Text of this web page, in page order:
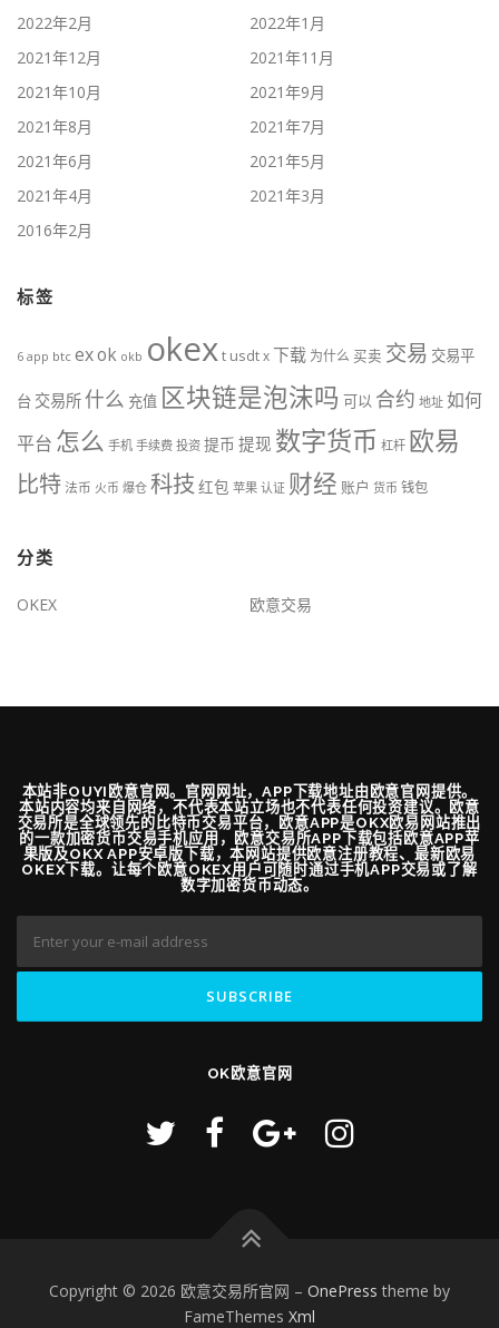
2022年2月
2022年1月
2021年12月
2021年11月
2021年10月
2021年9月
2021年8月
2021年7月
2021年6月
2021年5月
2021年4月
2021年3月
2016年2月
标签
6 app btc exok okb okext usdtx下载 为什么 买卖 交易 交易平
台 交易所 什么 充值 区块链是泡沫吗 可以 合约 地址 如何
平台 怎么 手机 手续费 投资 提币 提现 数字货币 杠杆 欧易
比特法币 火币 爆仓 科技 红包 苹果 认证 财经 账户 货币 钱包
分类
OKEX 欧意交易
本站非OUYI欧意官网。官网网址，APP下载地址由欧意官网提供。
本站内容均来自网络，不代表本站立场也不代表任何投资建议。欧意
交易所是全球领先的比特币交易平台，欧意APP是OKX欧易网站推出
的一款加密货币交易手机应用，欧意交易所APP下载包括欧意APP苹
果版及OKX APP安卓版下载，本网站提供欧意注册教程、最新欧易
OKEX下载。让每个欧意OKEX用户可随时通过手机APP交易或了解
数字加密货币动态。
OK欧意官网
Copyright © 2026 欧意交易所官网 – OnePress theme by
FameThemes Xml